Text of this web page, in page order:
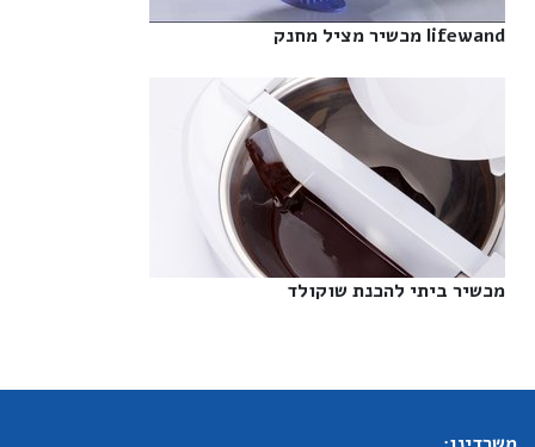
lifewand מכשיר מציל מחנק‎
מכשיר ביתי להכנת שוקולד‎